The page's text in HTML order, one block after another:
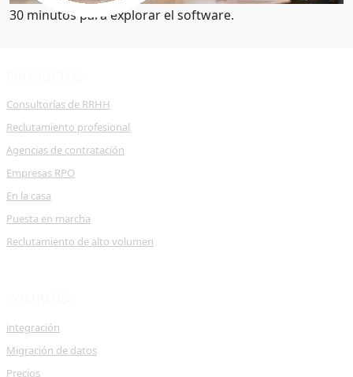
30 minutos para explorar el software.
Consultorías de RRHH
Reclutamiento profesional
Agencias de contratación
Empresas RPO
En la casa
Puesta en marcha
Reclutamiento de alto volumen
integración
Migración de datos
Precios